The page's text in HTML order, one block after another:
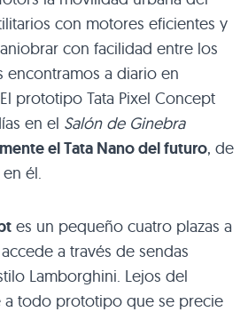
con motores eficientes y
con facilidad entre los
encontramos a diario en
prototipo Tata Pixel Concept
en el Salón de Ginebra
el Tata Nano del futuro, de
él.
es un pequeño cuatro plazas a
a través de sendas
Lamborghini. Lejos del
a todo prototipo que se precie